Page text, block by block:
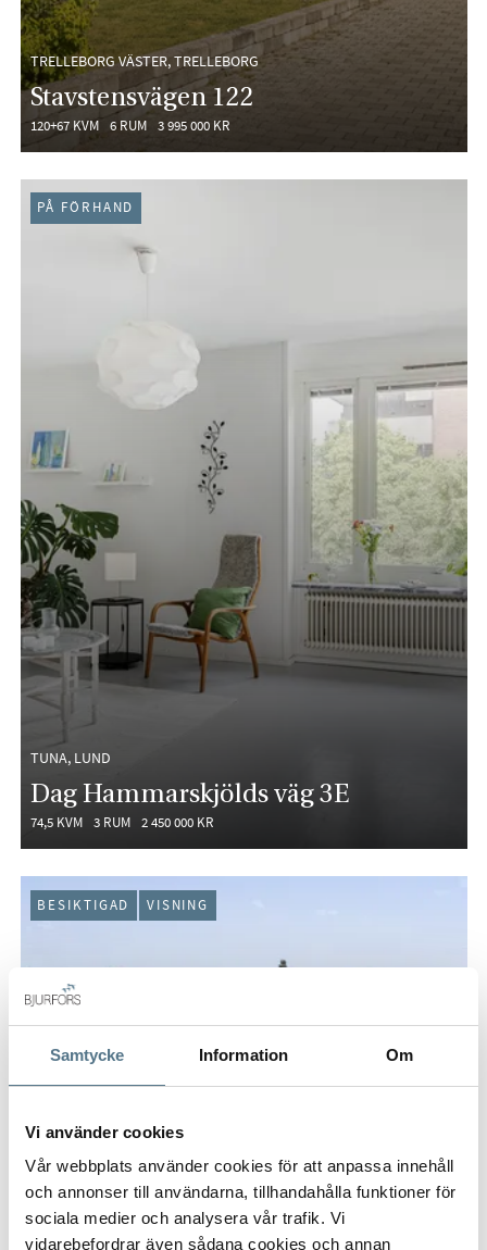
Samtycke Information Om
Vi använder cookies
Vår webbplats använder cookies för att anpassa innehåll
och annonser till användarna, tillhandahålla funktioner för
sociala medier och analysera vår trafik. Vi
vidarebefordrar även sådana cookies och annan
TRELLEBORG VÄSTER, TRELLEBORG
Stavstensvägen 122
120+67 KVM 6 RUM 3 995 000 KR
TUNA, LUND
Dag Hammarskjölds väg 3E
74,5 KVM 3 RUM 2 450 000 KR
PÅ FÖRHAND
BESIKTIGAD VISNING